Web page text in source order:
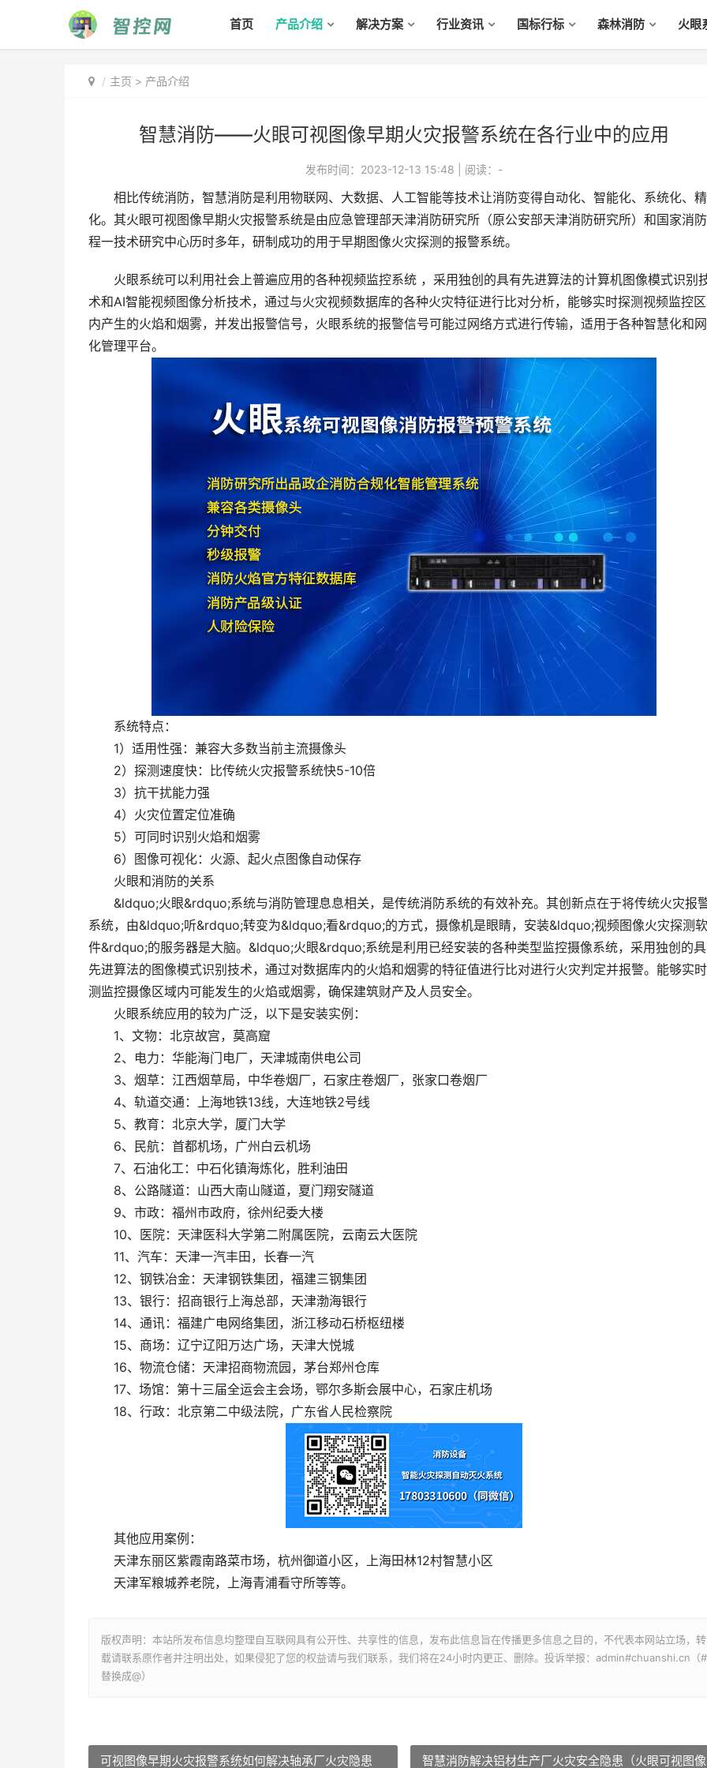
首页 产品介绍 解决方案 行业资讯 国标行标 森林消防 火眼
主页 > 产品介绍
智慧消防——火眼可视图像早期火灾报警系统在各行业中的应用
发布时间：2023-12-13 15:48 阅读： -
相比传统消防，智慧消防是利用物联网、大数据、人工智能等技术让消防变得自动化、智能化、系统化、
化。其火眼可视图像早期火灾报警系统是由应急管理部天津消防研究所（原公安部天津消防研究所）和国家消
程一技术研究中心历时多年，研制成功的用于早期图像火灾探测的报警系统。
火眼系统可以利用社会上普遍应用的各种视频监控系统 ，采用独创的具有先进算法的计算机图像模式识别
术和AI智能视频图像分析技术，通过与火灾视频数据库的各种火灾特征进行比对分析，能够实时探测视频监控
内产生的火焰和烟雾，并发出报警信号，火眼系统的报警信号可能过网络方式进行传输，适用于各种智慧化和
化管理平台。
系统特点：
1）适用性强：兼容大多数当前主流摄像头
2）探测速度快：比传统火灾报警系统快5-10倍
3）抗干扰能力强
4）火灾位置定位准确
5）可同时识别火焰和烟雾
6）图像可视化：火源、起火点图像自动保存
火眼和消防的关系
&ldquo;火眼&rdquo;系统与消防管理息息相关，是传统消防系统的有效补充。其创新点在于将传统火灾报
系统，由&ldquo;听&rdquo;转变为&ldquo;看&rdquo;的方式，摄像机是眼睛，安装&ldquo;视频图像火灾探测软
件&rdquo;的服务器是大脑。&ldquo;火眼&rdquo;系统是利用已经安装的各种类型监控摄像系统，采用独创的
先进算法的图像模式识别技术，通过对数据库内的火焰和烟雾的特征值进行比对进行火灾判定并报警。能够实
测监控摄像区域内可能发生的火焰或烟雾，确保建筑财产及人员安全。
火眼系统应用的较为广泛，以下是安装实例：
1、文物：北京故宫，莫高窟
2、电力：华能海门电厂，天津城南供电公司
3、烟草：江西烟草局，中华卷烟厂，石家庄卷烟厂，张家口卷烟厂
4、轨道交通：上海地铁13线，大连地铁2号线
5、教育：北京大学，厦门大学
6、民航：首都机场，广州白云机场
7、石油化工：中石化镇海炼化，胜利油田
8、公路隧道：山西大南山隧道，夏门翔安隧道
9、市政：福州市政府，徐州纪委大楼
10、医院：天津医科大学第二附属医院，云南云大医院
11、汽车：天津一汽丰田，长春一汽
12、钢铁冶金：天津钢铁集团，福建三钢集团
13、银行：招商银行上海总部，天津渤海银行
14、通讯：福建广电网络集团，浙江移动石桥枢纽楼
15、商场：辽宁辽阳万达广场，天津大悦城
16、物流仓储：天津招商物流园，茅台郑州仓库
17、场馆：第十三届全运会主会场，鄂尔多斯会展中心，石家庄机场
18、行政：北京第二中级法院，广东省人民检察院
其他应用案例：
天津东丽区紫霞南路菜市场，杭州御道小区，上海田林12村智慧小区
天津军粮城养老院，上海青浦看守所等等。
版权声明：本站所发布信息均整理自互联网具有公开性、共享性的信息，发布此信息旨在传播更多信息之目的，不代表本网站立场，转
载请联系原作者并注明出处，如果侵犯了您的权益请与我们联系，我们将在24小时内更正、删除。投诉举报：admin#chuanshi.cn（#
替换成@）
可视图像早期火灾报警系统如何解决轴承厂火灾隐患 智慧消防解决铝材生产厂火灾安全隐患（火眼可视图像